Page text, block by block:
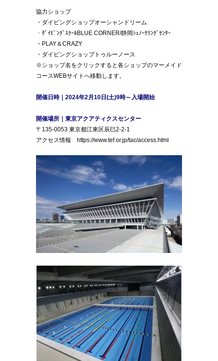
協力ショップ
・ダイビングショップオーシャンドリーム
・ﾀﾞｲﾋﾞﾝｸﾞｽｸｰﾙBLUE CORNER/静岡ｼｭﾉｰｹﾘﾝｸﾞｾﾝﾀｰ
・PLAY＆CRAZY
・ダイビングショップトゥルーノース
※ショップ名をクリックすると各ショップのマーメイド
コースWEBサイトへ移動します。
開催日時｜2024年2月10日(土)9時～入場開始
開催場所｜東京アクアティクスセンター
〒135-0053 東京都江東区辰巳2-2-1
アクセス情報 https://www.tef.or.jp/tac/access.html